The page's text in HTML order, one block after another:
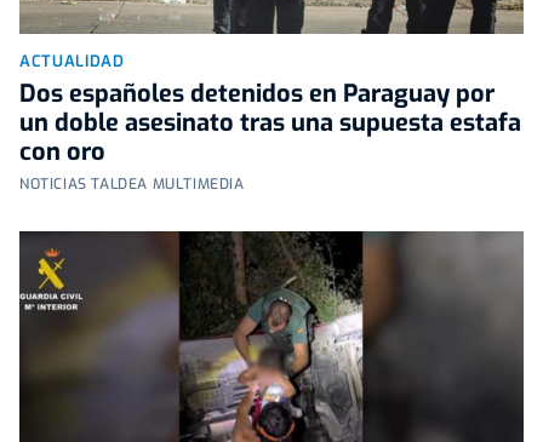
ACTUALIDAD
Dos españoles detenidos en Paraguay por
un doble asesinato tras una supuesta estafa
con oro
NOTICIAS TALDEA MULTIMEDIA